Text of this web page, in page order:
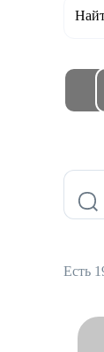
Есть